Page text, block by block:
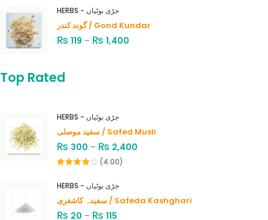
HERBS - جڑی بوٹیاں
گوند کندر / Gond Kundar
₨ 119 – ₨ 1,400
Top Rated
HERBS - جڑی بوٹیاں
سفید موصلی / Safed Musli
₨ 300 – ₨ 2,400
of 5
(4.00)
HERBS - جڑی بوٹیاں
سفیدہ کاشغری / Safeda Kashghari
₨ 20 – ₨ 115